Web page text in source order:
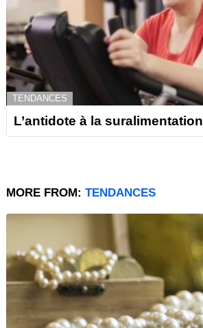
TENDANCES
L’antidote à la suralimentation
MORE FROM: TENDANCES